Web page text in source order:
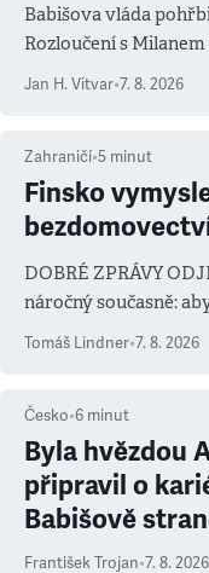
Babišova vláda
Rozloučení s
Jan H. Vitvar•7. 8. 2026
Zahraničí•5 minut
Finsko
DOBRÉ ZPRÁVY
náročný současně:
Tomáš Lindner•7. 8. 2026
Česko•6 minut
Byla hvězdou
připravil o
Babišově
František Trojan•7. 8. 2026